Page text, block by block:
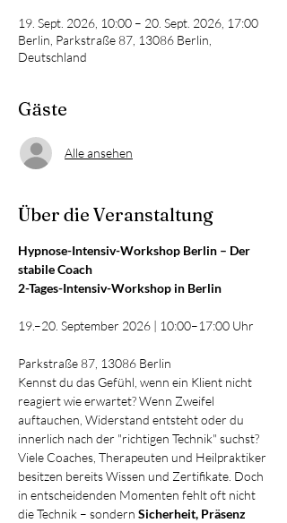
19. Sept. 2026, 10:00 – 20. Sept. 2026, 17:00
Berlin, Parkstraße 87, 13086 Berlin,
Deutschland
Gäste
Alle ansehen
Über die Veranstaltung
Hypnose-Intensiv-Workshop Berlin – Der
stabile Coach
2-Tages-Intensiv-Workshop in Berlin
19.–20. September 2026 | 10:00–17:00 Uhr
Parkstraße 87, 13086 Berlin
Kennst du das Gefühl, wenn ein Klient nicht
reagiert wie erwartet? Wenn Zweifel
auftauchen, Widerstand entsteht oder du
innerlich nach der "richtigen Technik" suchst?
Viele Coaches, Therapeuten und Heilpraktiker
besitzen bereits Wissen und Zertifikate. Doch
in entscheidenden Momenten fehlt oft nicht
die Technik – sondern Sicherheit, Präsenz